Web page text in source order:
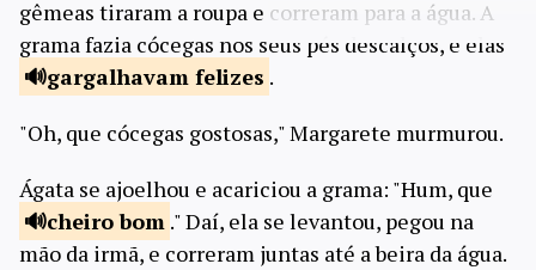
gêmeas tiraram a roupa e correram para a água. A
grama fazia cócegas nos seus pés descalços, e elas
gargalhavam felizes .
"Oh, que cócegas gostosas," Margarete murmurou.
Ágata se ajoelhou e acariciou a grama: "Hum, que
cheirobom ." Daí, ela se levantou, pegou na
mão da irmã, e correram juntas até a beira da água.